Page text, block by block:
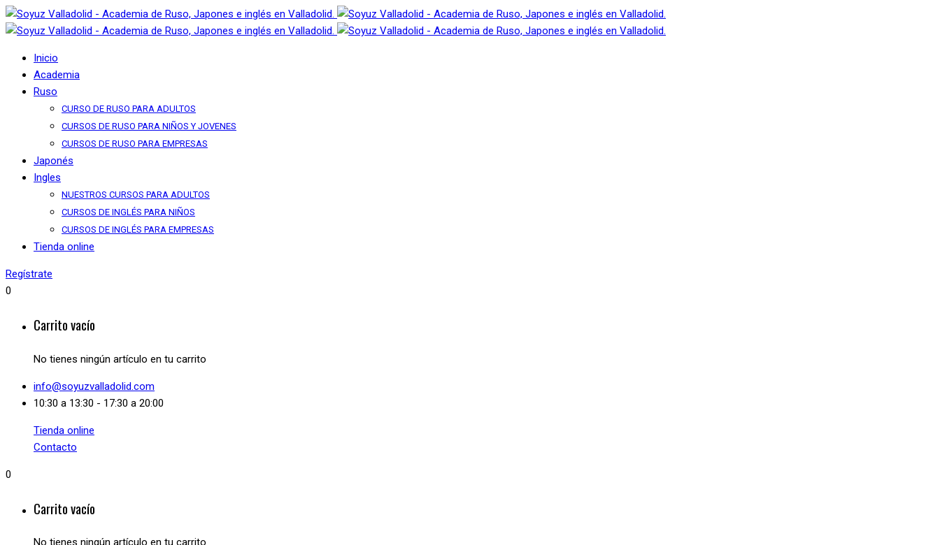
Inicio
Academia
Ruso
CURSO DE RUSO PARA ADULTOS
CURSOS DE RUSO PARA NIÑOS Y JOVENES
CURSOS DE RUSO PARA EMPRESAS
Japonés
Ingles
NUESTROS CURSOS PARA ADULTOS
CURSOS DE INGLÉS PARA NIÑOS
CURSOS DE INGLÉS PARA EMPRESAS
Tienda online
Regístrate
0
Carrito vacío
No tienes ningún artículo en tu carrito
info@soyuzvalladolid.com
10:30 a 13:30 - 17:30 a 20:00
Tienda online
Contacto
0
Carrito vacío
No tienes ningún artículo en tu carrito